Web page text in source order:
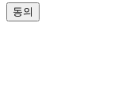
동의